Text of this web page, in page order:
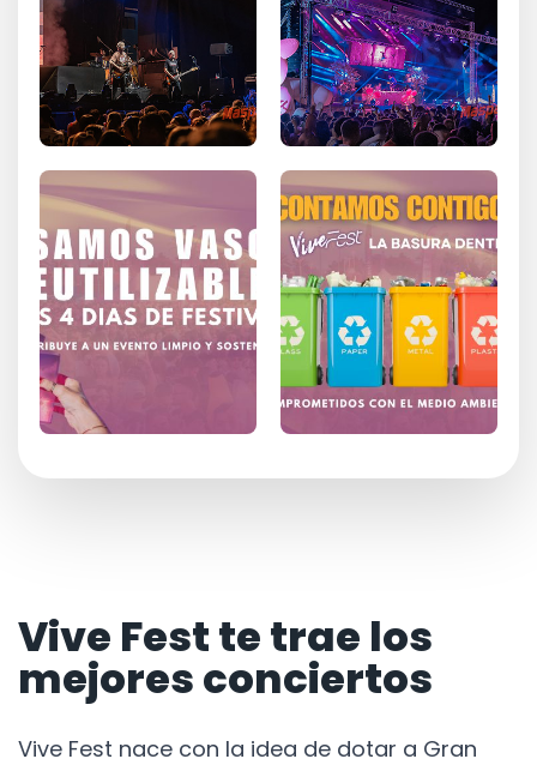
Vive Fest te trae los
mejores conciertos
Vive Fest nace con la idea de dotar a Gran